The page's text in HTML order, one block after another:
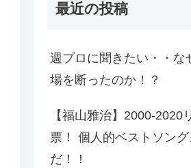
最近の投稿
週プロに聞きたい・・な
場を断ったのか！？
【福山雅治】2000-2020
票！ 個人的ベストソン
だ！！